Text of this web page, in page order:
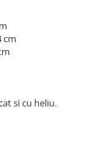
cm
si cu heliu.